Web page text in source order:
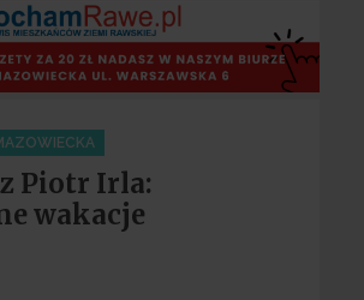
Piotr Irla:
wakacje